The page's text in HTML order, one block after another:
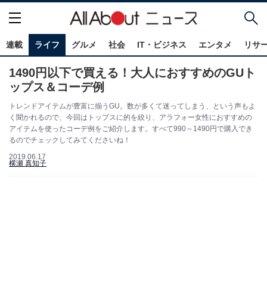
連載 ライフ グルメ 社会 IT・ビジネス エンタメ リサ
1490円以下で買える！大人におすすめのGUト
ップス＆コーデ例
トレンドアイテムが豊富に揃うGU。数が多くて迷ってしまう、という声もよ
く聞かれるので、今回はトップスに的を絞り、アラフォー女性におすすめの
アイテムを使ったコーデ例をご紹介します。すべて990～1490円で購入でき
るのでチェックしてみてくださいね！
2019.06.17
横瀬 真知子